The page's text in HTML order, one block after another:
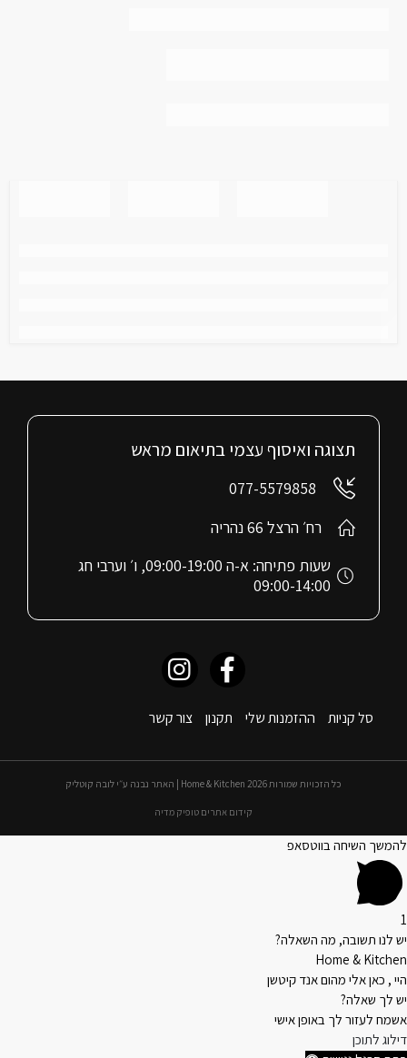
סל קניות ההזמנות שלי תקנון צור קשר
תצוגה ואיסוף עצמי בתיאום מראש
077-5579858
רח׳ הרצל 66 נהריה
שעות פתיחה: א-ה 09:00-19:00, ו׳ וערבי חג
09:00-14:00
כל הזכויות שמורות 2026 Home & Kitchen | האתר נבנה ע״י לובה קוטליק
קידום אתרים טופיק מדיה
להמשך השיחה בווטסאפ
1
יש לנו תשובה, מה השאלה?
Home & Kitchen
היי , כאן אלי מהום אנד קיטשן
יש לך שאלה?
אשמח לעזור לך באופן אישי
דילוג לתוכן